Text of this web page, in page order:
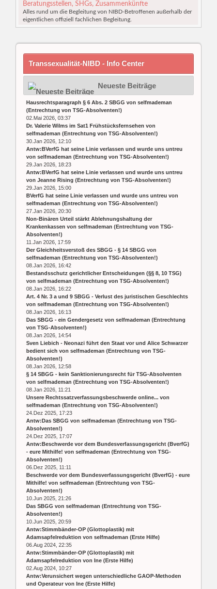
Beratungsstellen, SHGs, Zusammenkünfte
Alles rund um die Begleitung von NIBD-Betroffenen außerhalb der
eigentlichen offiziell fachlichen Begleitung.
Transsexualität-NIBD - Info Center
Neueste Beiträge
Hausrechtsparagraph § 6 Abs. 2 SBGG vonselfmademan
(Entrechtung von TSG-Absolventen!)
02.Mai 2026, 03:37
Dr. Valerie Wilms im Sat1 Frühstücksfernsehen von
selfmademan (Entrechtung von TSG-Absolventen!)
30.Jan 2026, 12:10
Antw:BVerfG hat seine Linie verlassen und wurde uns untreu
vonselfmademan (Entrechtung von TSG-Absolventen!)
29.Jan 2026, 18:23
Antw:BVerfG hat seine Linie verlassen und wurde uns untreu
vonJeanne Rising (Entrechtung von TSG-Absolventen!)
29.Jan 2026, 15:00
BVerfG hat seine Linie verlassen und wurde uns untreu von
selfmademan (Entrechtung von TSG-Absolventen!)
27.Jan 2026, 20:30
Non-Binären Urteil stärkt Ablehnungshaltung der
Krankenkassen vonselfmademan (Entrechtung von TSG-
Absolventen!)
11.Jan 2026, 17:59
Der Gleichheitsverstoß des SBGG - § 14 SBGG von
selfmademan (Entrechtung von TSG-Absolventen!)
08.Jan 2026, 16:42
Bestandsschutz gerichtlicher Entscheidungen (§§ 8, 10 TSG)
vonselfmademan (Entrechtung von TSG-Absolventen!)
08.Jan 2026, 16:22
Art. 4 Nr. 3 a und 9 SBGG - Verlust des juristischen Geschlechts
vonselfmademan (Entrechtung von TSG-Absolventen!)
08.Jan 2026, 16:13
Das SBGG - ein Gendergesetz vonselfmademan (Entrechtung
von TSG-Absolventen!)
08.Jan 2026, 14:54
Sven Liebich - Neonazi führt den Staat vor und Alice Schwarzer
bedient sich vonselfmademan (Entrechtung von TSG-
Absolventen!)
08.Jan 2026, 12:58
§ 14 SBGG - kein Sanktionierungsrecht für TSG-Absolventen
vonselfmademan (Entrechtung von TSG-Absolventen!)
08.Jan 2026, 11:21
Unsere Rechtssatzverfassungsbeschwerde online... von
selfmademan (Entrechtung von TSG-Absolventen!)
24.Dez 2025, 17:23
Antw:Das SBGG vonselfmademan (Entrechtung von TSG-
Absolventen!)
24.Dez 2025, 17:07
Antw:Beschwerde vor dem Bundesverfassungsgericht (BverfG)
- eure Mithilfe! vonselfmademan (Entrechtung von TSG-
Absolventen!)
06.Dez 2025, 11:11
Beschwerde vor dem Bundesverfassungsgericht (BverfG) - eure
Mithilfe! vonselfmademan (Entrechtung von TSG-
Absolventen!)
10.Jun 2025, 21:26
Das SBGG vonselfmademan (Entrechtung von TSG-
Absolventen!)
10.Jun 2025, 20:59
Antw:Stimmbänder-OP (Glottoplastik) mit
Adamsapfelreduktion vonselfmademan (Erste Hilfe)
06.Aug 2024, 22:35
Antw:Stimmbänder-OP (Glottoplastik) mit
Adamsapfelreduktion vonIne (Erste Hilfe)
02.Aug 2024, 10:27
Antw:Verunsichert wegen unterschiedliche GAOP-Methoden
und OperateurvonIne (Erste Hilfe)